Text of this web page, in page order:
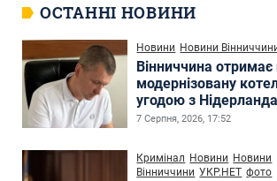
ОСТАННІ НОВИНИ
Новини Новини
Вінниччина
модернізовану
угодою з
7 Серпня, 2026, 17:52
Кримінал Новини Новини
Вінниччини УКР.НЕТ фото